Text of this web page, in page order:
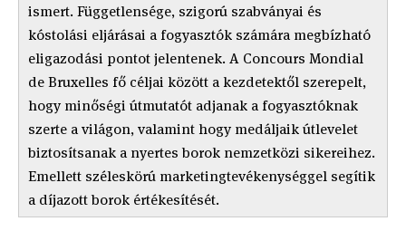
ismert. Függetlensége, szigorú szabványai és
kóstolási eljárásai a fogyasztók számára megbízható
eligazodási pontot jelentenek. A Concours Mondial
de Bruxelles fő céljai között a kezdetektől szerepelt,
hogy minőségi útmutatót adjanak a fogyasztóknak
szerte a világon, valamint hogy medáljaik útlevelet
biztosítsanak a nyertes borok nemzetközi sikereihez.
Emellett széleskörú marketingtevékenységgel segítik
a díjazott borok értékesítését.